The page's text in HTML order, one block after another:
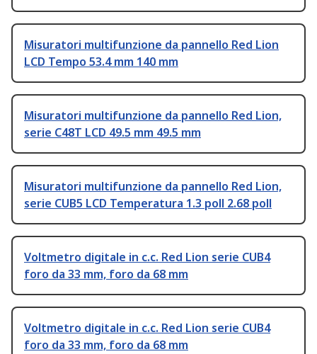
Misuratori multifunzione da pannello Red Lion
LCD Tempo 53.4 mm 140 mm
Misuratori multifunzione da pannello Red Lion,
serie C48T LCD 49.5 mm 49.5 mm
Misuratori multifunzione da pannello Red Lion,
serie CUB5 LCD Temperatura 1.3 poll 2.68 poll
Voltmetro digitale in c.c. Red Lion serie CUB4
foro da 33 mm, foro da 68 mm
Voltmetro digitale in c.c. Red Lion serie CUB4
foro da 33 mm, foro da 68 mm